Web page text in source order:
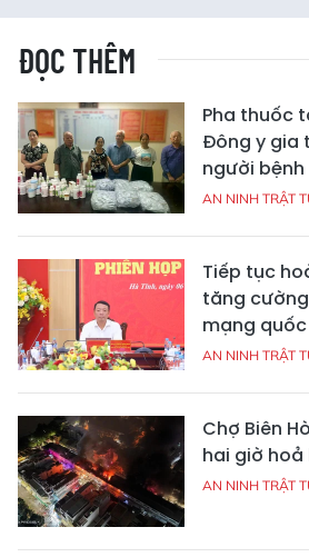
ĐỌC THÊM
Pha thuốc
Đông y gia
người bệnh
AN NINH TRẬT
Tiếp tục
tăng
mạng
AN NINH TRẬT
Chợ Biên
hai giờ hoả
AN NINH TRẬT